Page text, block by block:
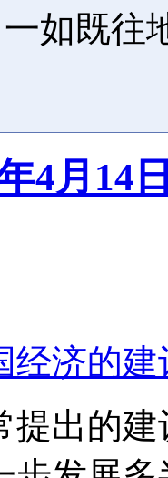
如既往
4月14
经济的
提出的